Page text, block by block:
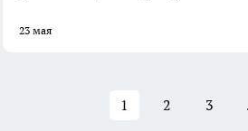
23 мая
1 2 3